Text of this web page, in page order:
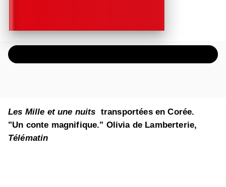
Les Mille et une nuits transportées en Corée.
"Un conte magnifique." Olivia de Lamberterie,
Télématin